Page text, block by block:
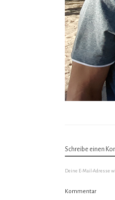
Schreibe einen
Deine E-Mail-Adresse
Kommentar